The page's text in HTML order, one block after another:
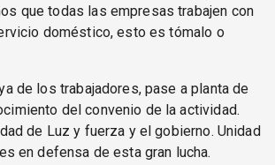
que todas las empresas trabajen con
doméstico, esto es tómalo o
de los trabajadores, pase a planta de
del convenio de la actividad.
de Luz y fuerza y el gobierno. Unidad
en defensa de esta gran lucha.